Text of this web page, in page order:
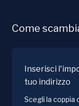
Come
Inserisci
tuo indirizzo
Scegli la coppia